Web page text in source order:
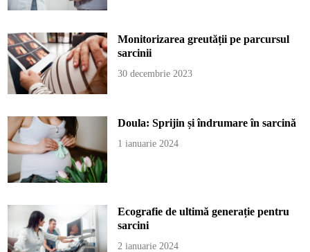
Monitorizarea greutății pe parcursul
sarcinii
30 decembrie 2023
Doula: Sprijin și îndrumare în sarcină
1 ianuarie 2024
Ecografie de ultimă generație pentru
sarcini
2 ianuarie 2024